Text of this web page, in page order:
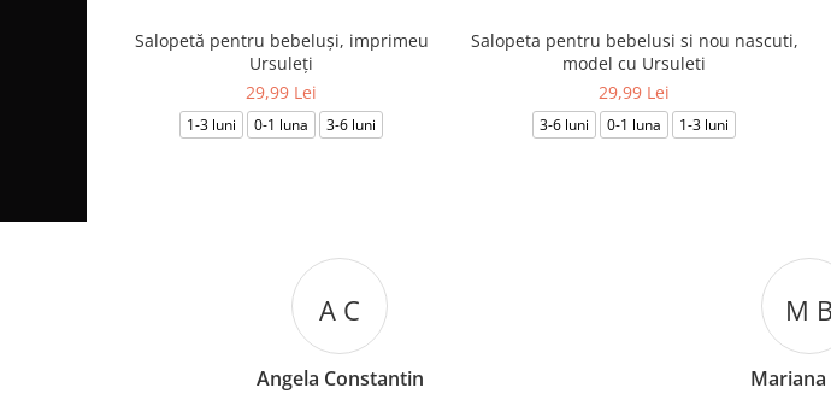
Salopetă pentru bebeluși, imprimeu
Ursuleți
29,99 Lei
1-3 luni 0-1 luna 3-6 luni
Salopeta pentru bebelusi si nou nascuti,
model cu Ursuleti
29,99 Lei
3-6 luni 0-1 luna 1-3 luni
M B
Mariana Biza
C T
Cosmin